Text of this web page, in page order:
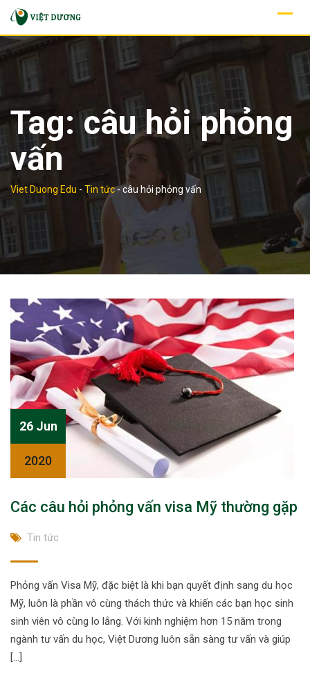
Skip
content
Tag:câu hỏi phỏng
vấn
Viet Duong Edu - Tin tức- câu hỏi phỏng vấn
26 Jun
2020
Các câu hỏi phỏng vấn visa Mỹ thường gặp
Tin tức
Phỏng vấn Visa Mỹ, đặc biệt là khi bạn quyết định sang du học
Mỹ, luôn là phần vô cùng thách thức và khiến các bạn học sinh
sinh viên vô cùng lo lắng. Với kinh nghiệm hơn 15 năm trong
ngành tư vấn du học, Việt Dương luôn sẵn sàng tư vấn và giúp
[…]